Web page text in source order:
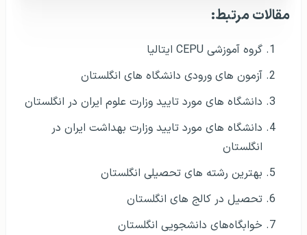
مقالات مرتبط:
گروه آموزشی CEPU ایتالیا
آزمون‌ های ورودی دانشگاه‌ های انگلستان
دانشگاه های مورد تایید وزارت علوم ایران در انگلستان
دانشگاه های مورد تایید وزارت بهداشت ایران در
انگلستان
بهترین رشته‌ های تحصیلی انگلستان
تحصیل در کالج های انگلستان
خوابگاه‌های دانشجویی انگلستان